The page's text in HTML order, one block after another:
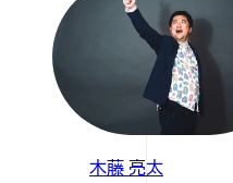
木藤 亮太